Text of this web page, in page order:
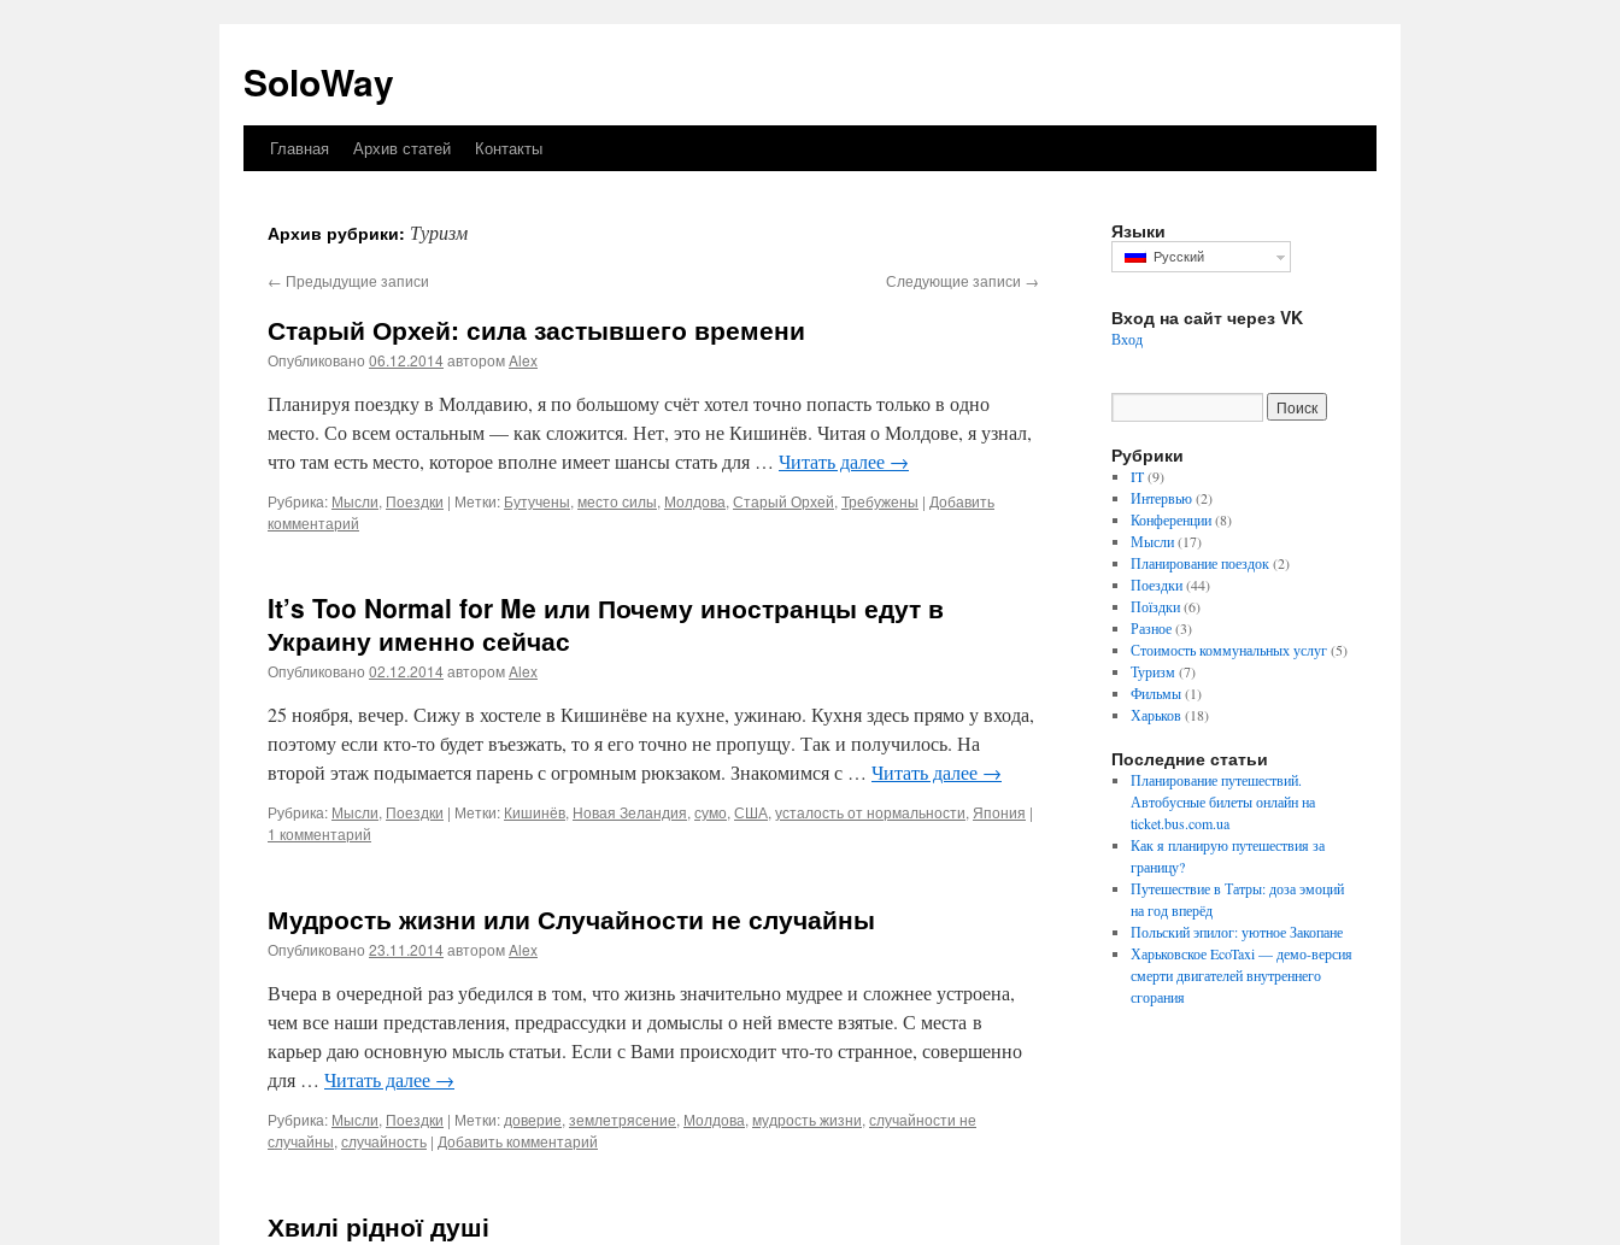
SoloWay
Перейти
содержимому
Главная Архив статей Контакты
Архив рубрики: Туризм
← Предыдущие записи Следующие записи →
Старый Орхей: сила застывшего времени
Опубликовано 06.12.2014авторомAlex
Планируя поездку в Молдавию, я по большому счёт хотел точно попасть только в одно
место. Со всем остальным — как сложится. Нет, это не Кишинёв. Читая о Молдове, я узнал,
что там есть место, которое вполне имеет шансы стать для … Читать далее →
Рубрика: Мысли, Поездки | Метки: Бутучены, место силы, Молдова, Старый Орхей, Требужены | Добавить
комментарий
It’s Too Normal for Me или Почему иностранцы едут в
Украину именно сейчас
Опубликовано 02.12.2014авторомAlex
25 ноября, вечер. Сижу в хостеле в Кишинёве на кухне, ужинаю. Кухня здесь прямо у входа,
поэтому если кто-то будет въезжать, то я его точно не пропущу. Так и получилось. На
второй этаж подымается парень с огромным рюкзаком. Знакомимся с … Читать далее →
Рубрика: Мысли, Поездки | Метки: Кишинёв, Новая Зеландия, сумо, США, усталость от нормальности, Япония |
1 комментарий
Мудрость жизни или Случайности не случайны
Опубликовано 23.11.2014авторомAlex
Вчера в очередной раз убедился в том, что жизнь значительно мудрее и сложнее устроена,
чем все наши представления, предрассудки и домыслы о ней вместе взятые. С места в
карьер даю основную мысль статьи. Если с Вами происходит что-то странное, совершенно
для … Читать далее →
Рубрика: Мысли, Поездки | Метки: доверие, землетрясение, Молдова, мудрость жизни, случайности не
случайны, случайность | Добавить комментарий
Хвилі рідної душі
Языки
Русский
Вход на сайт через VK
Вход
Рубрики
IT(9)
Интервью(2)
Конференции(8)
Мысли(17)
Планирование поездок(2)
Поездки(44)
Поїздки(6)
Разное(3)
Стоимость коммунальных услуг(5)
Туризм(7)
Фильмы(1)
Харьков(18)
Последние статьи
Планирование путешествий.
Автобусные билеты онлайн на
ticket.bus.com.ua
Как я планирую путешествия за
границу?
Путешествие в Татры: доза эмоций
на год вперёд
Польский эпилог: уютное Закопане
Харьковское EcoTaxi — демо-версия
смерти двигателей внутреннего
сгорания